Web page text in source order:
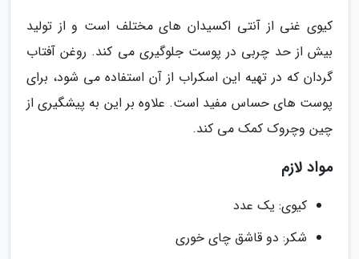
کیوی غنی از آنتی اکسیدان های مختلف است و از تولید
بیش از حد چربی در پوست جلوگیری می کند. روغن آفتاب
گردان که در تهیه این اسکراب از آن استفاده می شود، برای
پوست های حساس مفید است. علاوه بر این به پیشگیری از
چین وچروک کمک می کند.
مواد لازم
کیوی: یک عدد
شکر: دو قاشق چای خوری